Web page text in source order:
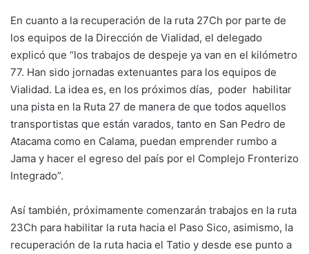
En cuanto a la recuperación de la ruta 27Ch por parte de
los equipos de la Dirección de Vialidad, el delegado
explicó que “los trabajos de despeje ya van en el kilómetro
77. Han sido jornadas extenuantes para los equipos de
Vialidad. La idea es, en los próximos días, poder habilitar
una pista en la Ruta 27 de manera de que todos aquellos
transportistas que están varados, tanto en San Pedro de
Atacama como en Calama, puedan emprender rumbo a
Jama y hacer el egreso del país por el Complejo Fronterizo
Integrado”.
Así también, próximamente comenzarán trabajos en la ruta
23Ch para habilitar la ruta hacia el Paso Sico, asimismo, la
recuperación de la ruta hacia el Tatio y desde ese punto a